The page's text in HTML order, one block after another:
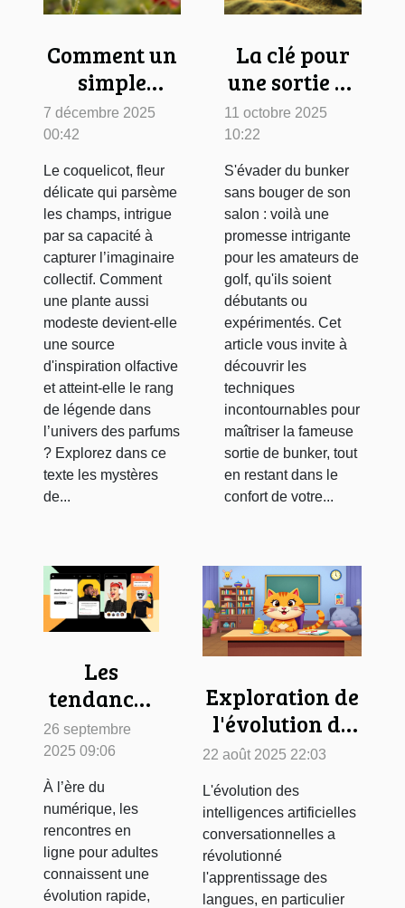
Comment un
simple
coquelicot
devient une
légende
olfactive ?
7 décembre 2025
00:42
Le coquelicot, fleur
délicate qui parsème
les champs, intrigue
par sa capacité à
capturer l’imaginaire
collectif. Comment
une plante aussi
modeste devient-elle
une source
d'inspiration olfactive
et atteint-elle le rang
de légende dans
l’univers des parfums
? Explorez dans ce
texte les mystères
de...
La clé pour
une sortie de
bunker
réussie sans
quitter votre
salon
11 octobre 2025
10:22
S'évader du bunker
sans bouger de son
salon : voilà une
promesse intrigante
pour les amateurs de
golf, qu'ils soient
débutants ou
expérimentés. Cet
article vous invite à
découvrir les
techniques
incontournables pour
maîtriser la fameuse
sortie de bunker, tout
en restant dans le
confort de votre...
Les
tendances
actuelles
dans le
monde des
rencontres
en ligne
pour
adultes
26 septembre
2025 09:06
À l’ère du
numérique, les
rencontres en
ligne pour adultes
connaissent une
évolution rapide,
Exploration de
l'évolution de
ChatGPT en
français et son
impact sur
l'apprentissage
des langues
22 août 2025 22:03
L'évolution des
intelligences artificielles
conversationnelles a
révolutionné
l'apprentissage des
langues, en particulier